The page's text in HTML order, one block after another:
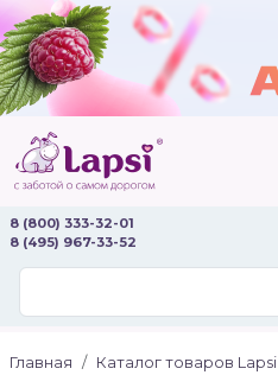
8 (800) 333-32-01
8 (495) 967-33-52
Главная
Каталог товаров Lapsi